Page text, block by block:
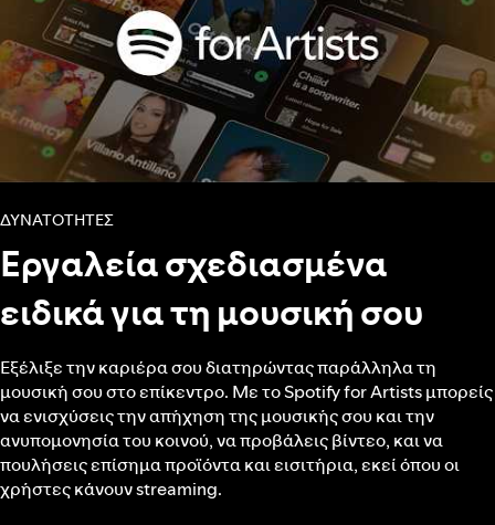
ΔΥΝΑΤΌΤΗΤΕΣ
Εργαλεία σχεδιασμένα
ειδικά για τη μουσική σου
Εξέλιξε την καριέρα σου διατηρώντας παράλληλα τη
μουσική σου στο επίκεντρο. Με το Spotify for Artists μπορείς
να ενισχύσεις την απήχηση της μουσικής σου και την
ανυπομονησία του κοινού, να προβάλεις βίντεο, και να
πουλήσεις επίσημα προϊόντα και εισιτήρια, εκεί όπου οι
χρήστες κάνουν streaming.